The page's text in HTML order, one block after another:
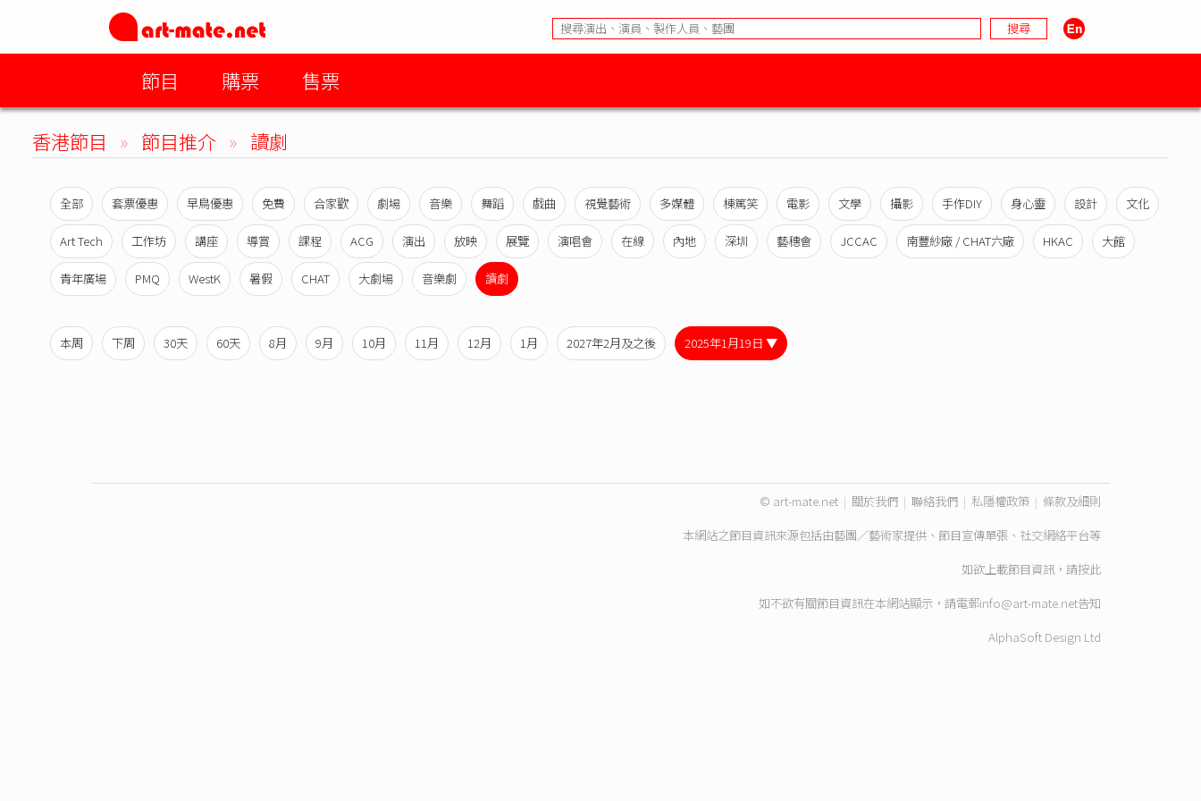
節目 購票 售票
香港節目 » 節目推介 » 讀劇
全部 套票優惠 早鳥優惠 免費 合家歡 劇場 音樂 舞蹈 戲曲 視覺藝術 多媒體 棟篤笑 電影 文學 攝影 手作DIY 身心靈 設計 文化
Art Tech 工作坊 講座 導賞 課程 ACG 演出 放映 展覽 演唱會 在線 內地 深圳 藝穗會 JCCAC 南豐紗廠 / CHAT六廠 HKAC 大館
青年廣場 PMQ WestK 暑假 CHAT 大劇場 音樂劇 讀劇
本周 下周 30天 60天 8月 9月 10月 11月 12月 1月 2027年2月及之後 2025年1月19日 ▼
© art-mate.net | 關於我們 | 聯絡我們 | 私隱權政策 | 條款及細則
本網站之節目資訊來源包括由藝團／藝術家提供、節目宣傳單張、社交網絡平台等
如欲上載節目資訊，請按此
如不欲有關節目資訊在本網站顯示，請電郵info@art-mate.net告知
AlphaSoft Design Ltd